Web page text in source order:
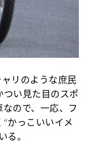
リのような庶民
い見た目のスポ
ので、一応、フ
かっこいいイメ
る。